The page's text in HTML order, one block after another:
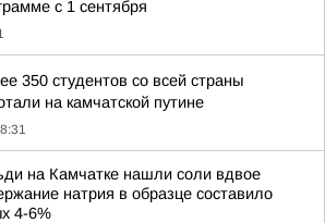
с 1 сентября
350 студентов со всей страны
на камчатской путине
на Камчатке нашли соли вдвое
натрия в образце составило
4-6%